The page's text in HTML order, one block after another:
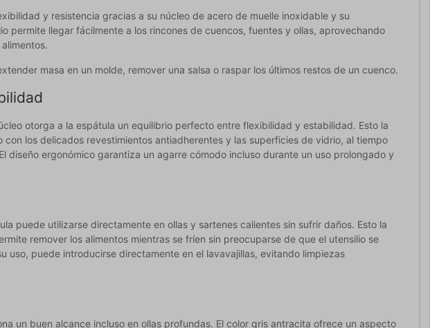
y resistencia gracias a su núcleo de acero de muelle inoxidable y su
permite llegar fácilmente a los rincones de cuencos, fuentes y ollas, aprovechando
masa en un molde, remover una salsa o raspar los últimos restos de un cuenco.
otorga a la espátula un equilibrio perfecto entre flexibilidad y estabilidad. Esto la
los delicados revestimientos antiadherentes y las superficies de vidrio, al tiempo
diseño ergonómico garantiza un agarre cómodo incluso durante un uso prolongado y
puede utilizarse directamente en ollas y sartenes calientes sin sufrir daños. Esto la
remover los alimentos mientras se fríen sin preocuparse de que el utensilio se
uso, puede introducirse directamente en el lavavajillas, evitando limpiezas
un buen alcance incluso en ollas profundas. El color gris antracita ofrece un aspecto